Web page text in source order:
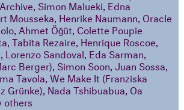
Simon Malueki, Edna
Mousseka, Henrike Naumann, Oracle
Ahmet Öğüt, Colette Poupie
Tabita Rezaire, Henrique Roscoe,
Lorenzo Sandoval, Eda Sarman,
Berger), Simon Soon, Juan Sossa,
Tavola, We Make It (Franziska
Grünke), Nada Tshibuabua, Oa
others